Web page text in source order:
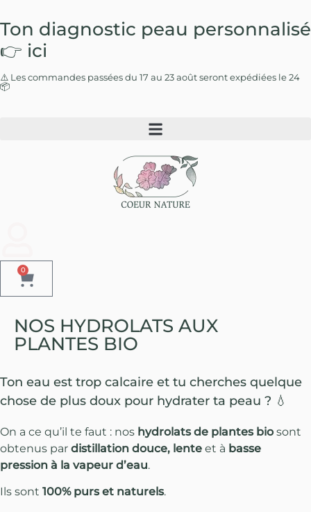
Ton diagnostic peau personnalisé
👉 ici
⚠️ Les commandes passées du 17 au 23 août seront expédiées le 24
📦
0
NOS HYDROLATS AUX
PLANTES BIO
Ton eau est trop calcaire et tu cherches quelque
chose de plus doux pour hydrater ta peau ? 💧
On a ce qu’il te faut : nos hydrolats de plantes bio sont
obtenus par distillation douce, lente et à basse
pression à la vapeur d’eau.
Ils sont 100% purs et naturels.